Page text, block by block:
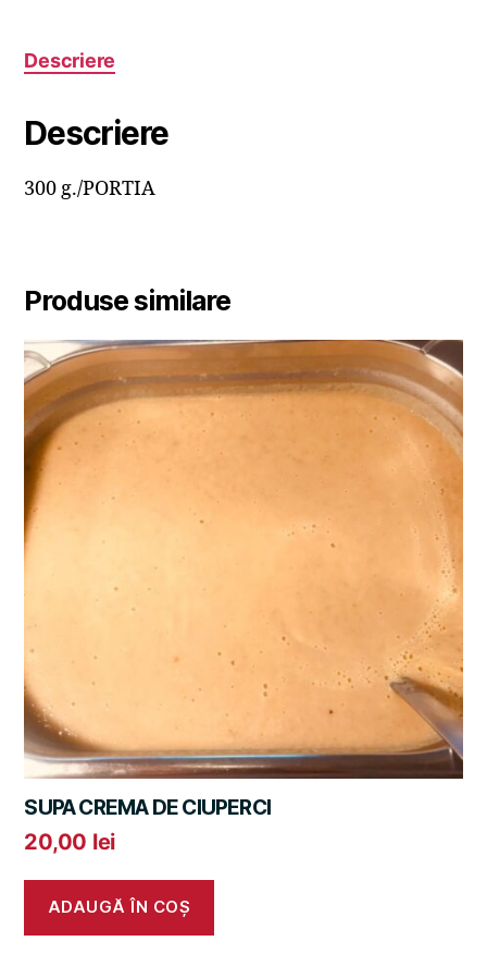
Descriere
Descriere
300 g./PORTIA
Produse similare
SUPA CREMA DE CIUPERCI
20,00 lei
ADAUGĂ ÎN COȘ